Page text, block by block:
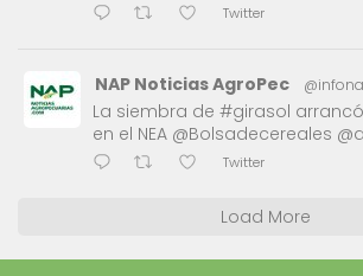
Twitter
NAP Noticias AgroPec
La siembra de #girasol
en el NEA @Bolsadecereales
Twitter
Load More